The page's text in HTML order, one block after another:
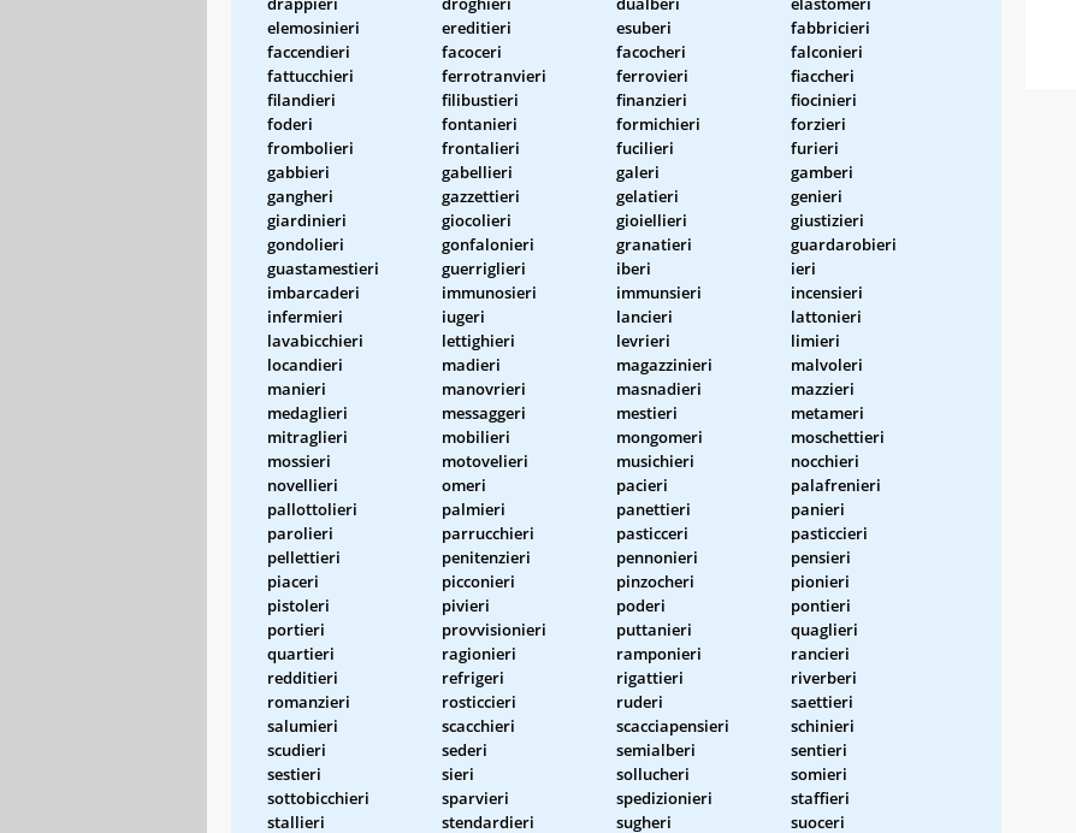
elemosinieri
ereditieri esuberi
fabbricieri
faccendieri
facoceri facocheri
falconieri
fattucchieri
ferrotranvieri ferrovieri
fiaccheri
filandieri
filibustieri finanzieri
fiocinieri
foderi
fontanieri formichieri
forzieri
frombolieri
frontalieri fucilieri
furieri
gabbieri
gabellieri galeri
gamberi
gangheri
gazzettieri gelatieri
genieri
giardinieri
giocolieri gioiellieri
giustizieri
gondolieri
gonfalonieri granatieri
guardarobieri
guastamestieri
guerriglieri iberi
ieri
imbarcaderi
immunosieri immunsieri
incensieri
infermieri
iugeri lancieri
lattonieri
lavabicchieri
lettighieri levrieri
limieri
locandieri
madieri magazzinieri
malvoleri
manieri
manovrieri masnadieri
mazzieri
medaglieri
messaggeri mestieri
metameri
mitraglieri
mobilieri mongomeri
moschettieri
mossieri
motovelieri musichieri
nocchieri
novellieri
omeri pacieri
palafrenieri
pallottolieri
palmieri panettieri
panieri
parolieri
parrucchieri pasticceri
pasticcieri
pellettieri
penitenzieri pennonieri
pensieri
piaceri
picconieri pinzocheri
pionieri
pistoleri
pivieri poderi
pontieri
portieri
provvisionieri puttanieri
quaglieri
quartieri
ragionieri ramponieri
rancieri
redditieri
refrigeri rigattieri
riverberi
romanzieri
rosticcieri ruderi
saettieri
salumieri
scacchieri scacciapensieri
schinieri
scudieri
sederi semialberi
sentieri
sestieri
sieri sollucheri
somieri
sottobicchieri
sparvieri spedizionieri
staffieri
stallieri
stendardieri sugheri
suoceri